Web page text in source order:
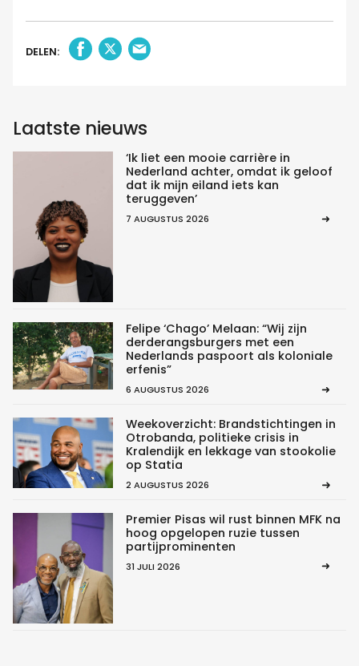
DELEN:
Laatste nieuws
‘Ik liet een mooie carrière in
Nederland achter, omdat ik geloof
dat ik mijn eiland iets kan
teruggeven’
7 AUGUSTUS 2026
Felipe ‘Chago’ Melaan: “Wij zijn
derderangsburgers met een
Nederlands paspoort als koloniale
erfenis”
6 AUGUSTUS 2026
Weekoverzicht: Brandstichtingen in
Otrobanda, politieke crisis in
Kralendijk en lekkage van stookolie
op Statia
2 AUGUSTUS 2026
Premier Pisas wil rust binnen MFK na
hoog opgelopen ruzie tussen
partijprominenten
31 JULI 2026